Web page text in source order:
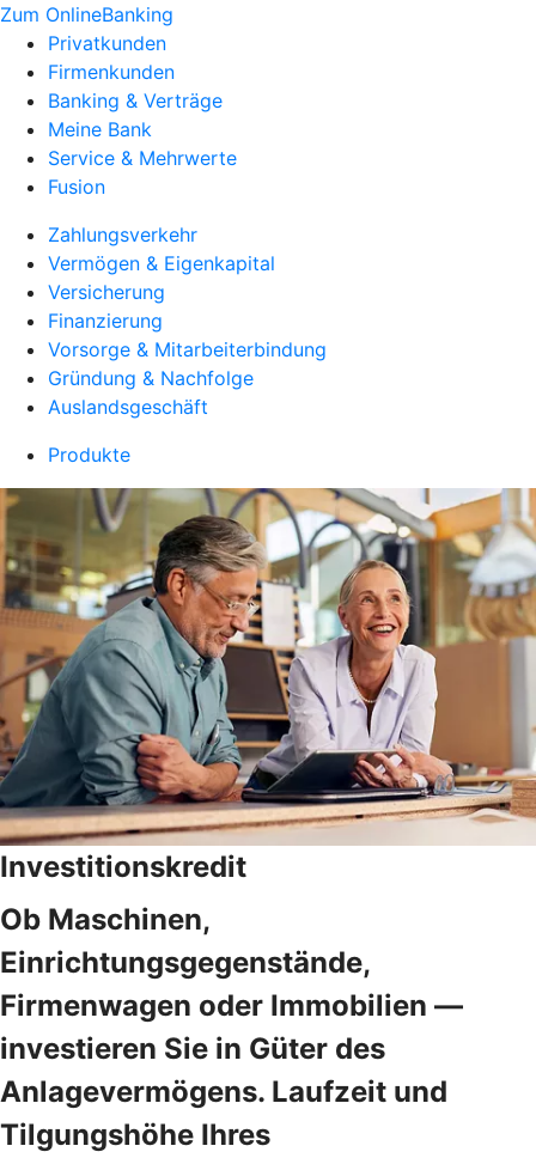
Zum OnlineBanking
Privatkunden
Firmenkunden
Banking & Verträge
Meine Bank
Service & Mehrwerte
Fusion
Zahlungsverkehr
Vermögen & Eigenkapital
Versicherung
Finanzierung
Vorsorge & Mitarbeiterbindung
Gründung & Nachfolge
Auslandsgeschäft
Produkte
Investitionskredit
Ob Maschinen,
Einrichtungsgegenstände,
Firmenwagen oder Immobilien —
investieren Sie in Güter des
Anlagevermögens. Laufzeit und
Tilgungshöhe Ihres